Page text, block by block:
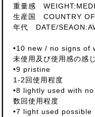
重量感
生産国 COUNTRY
年代 DATE/
•10 new / no signs of
未使用及び使用感の感
•9 pristine
1-2回使用程度
•8 lightly used with
数回使用程度
•7 light used possible